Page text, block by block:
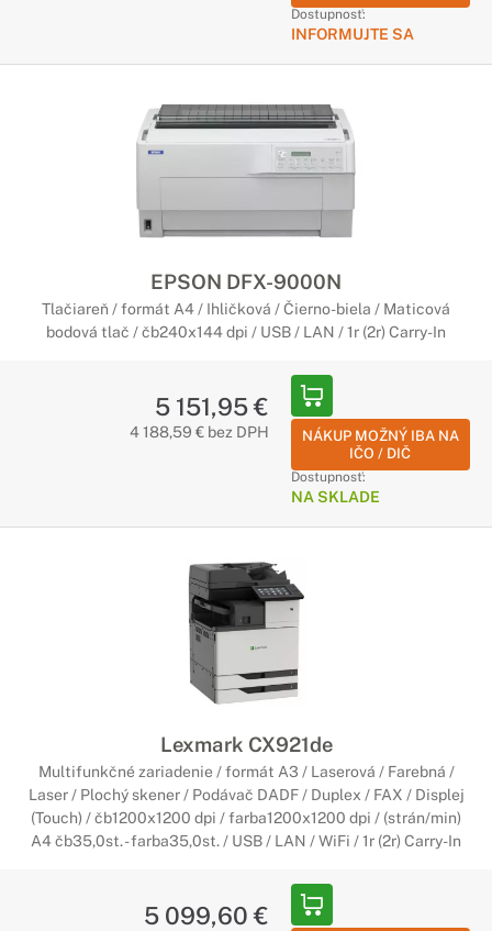
Dostupnosť:
INFORMUJTE SA
EPSON DFX-9000N
Tlačiareň / formát A4 / Ihličková / Čierno-biela / Maticová
bodová tlač / čb240x144 dpi / USB / LAN / 1r (2r) Carry-In
5 151,95 €
4 188,59 € bez DPH
NÁKUP MOŽNÝ IBA NA
IČO / DIČ
Dostupnosť:
NA SKLADE
Lexmark CX921de
Multifunkčné zariadenie / formát A3 / Laserová / Farebná /
Laser / Plochý skener / Podávač DADF / Duplex / FAX / Displej
(Touch) / čb1200x1200 dpi / farba1200x1200 dpi / (strán/min)
A4 čb35,0st. - farba35,0st. / USB / LAN / WiFi / 1r (2r) Carry-In
5 099,60 €